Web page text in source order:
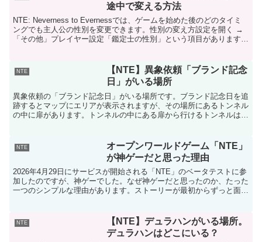
途中で変える方法
NTE: Neverness to Evernessでは、ゲームを始めた後のどのタイミ
ングでも主人公の性別を変更できます。性別の変え方設定を開く →
「その他」プレイヤー設定「鑑定士の性別」という項目があります。
NTE
【NTE】異象依頼「ブランド記念
日」がいる場所
異象依頼の「ブランド記念日」がいる場所です。ブランド記念日を追
跡するとマップにエリアが表示されますが、その場所にあるトンネル
の中に扉があります。トンネルの中にある扉から行けるトンネルは結
NTE
オープンワールドゲーム「NTE」
が神ゲーだと思った理由
2026年4月29日にサービスが開始される「NTE」のベータテストに参
加したのですが、神ゲーでした。なぜ神ゲーだと思ったのか、たった
一つのシンプルな理由があります。ストーリーが最初からずっと面白
NTE
【NTE】デュラハンがいる場所。
デュラハンはどこにいる？